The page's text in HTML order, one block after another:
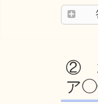
② 2
ア